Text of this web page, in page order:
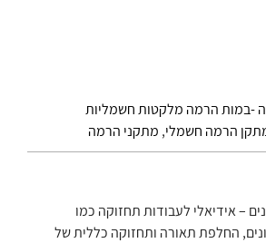
-במות הרמה מלקטות חשמליות
הרמה חשמלי, מתקני הרמה
– אידיאלי לעבודות תחזוקה כמו
החלפת תאורה ותחזוקה כללית של